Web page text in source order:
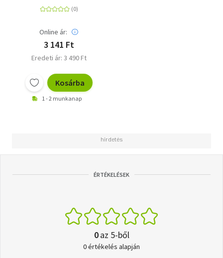
Online ár:
3 141 Ft
Eredeti ár: 3 490 Ft
Kosárba
1 - 2 munkanap
ÉRTÉKELÉSEK
0az 5-ből
0 értékelés alapján